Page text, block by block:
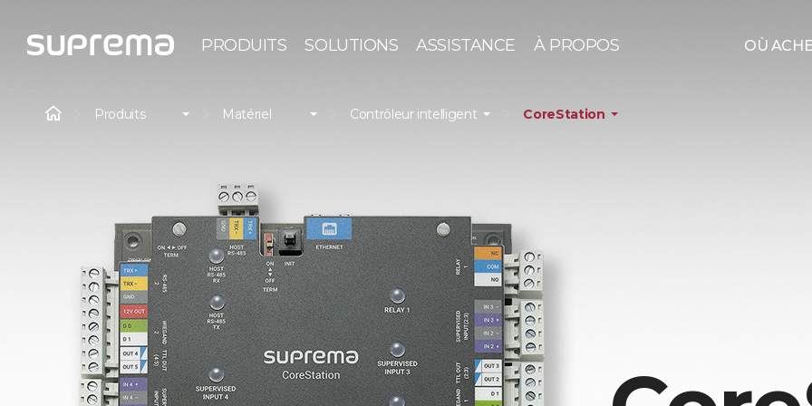
PRODUITS SOLUTIONS ASSISTANCE À PROPOS OÙ
Produits Matériel Contrôleur intelligent CoreStation